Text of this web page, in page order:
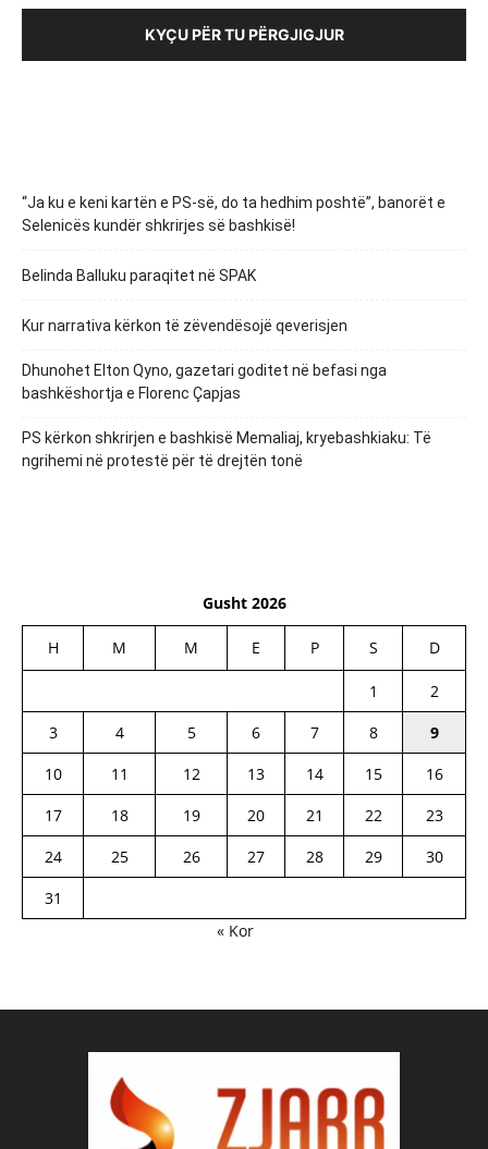
KYÇU PËR TU PËRGJIGJUR
“Ja ku e keni kartën e PS-së, do ta hedhim poshtë”, banorët e
Selenicës kundër shkrirjes së bashkisë!
Belinda Balluku paraqitet në SPAK
Kur narrativa kërkon të zëvendësojë qeverisjen
Dhunohet Elton Qyno, gazetari goditet në befasi nga
bashkëshortja e Florenc Çapjas
PS kërkon shkrirjen e bashkisë Memaliaj, kryebashkiaku: Të
ngrihemi në protestë për të drejtën tonë
Gusht 2026
H M M E P S D
1
2
3
4 5 6 7 8
9
10
11 12 13 14 15
16
17
18 19 20 21 22
23
24
25 26 27 28 29
30
31
« Kor